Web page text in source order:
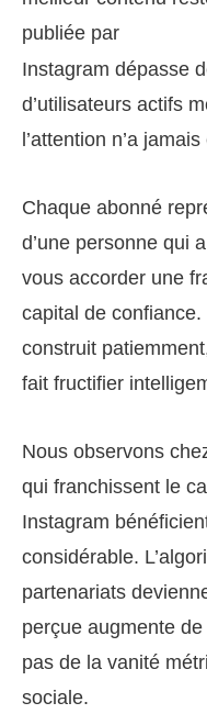
publiée par
Instagram dépasse
d’utilisateurs actifs
l’attention n’a
Chaque abonné
d’une personne qui
vous accorder une
capital de
construit
fait fructifier
Nous observons
qui franchissent le
Instagram
considérable.
partenariats
perçue augmente
pas de la vanité
sociale.